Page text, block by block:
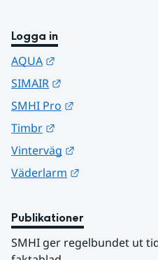
Logga in
AQUA
SIMAIR
SMHI Pro
Timbr
Vinterväg
Väderlarm
Publikationer
SMHI ger regelbundet ut